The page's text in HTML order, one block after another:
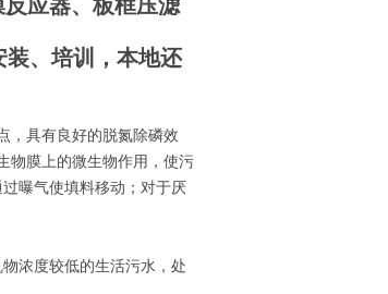
应器、板框压滤
装、培训，本地还
，具有良好的脱氮除磷效
物膜上的微生物作用，使污
曝气使填料移动；对于厌
浓度较低的生活污水，处